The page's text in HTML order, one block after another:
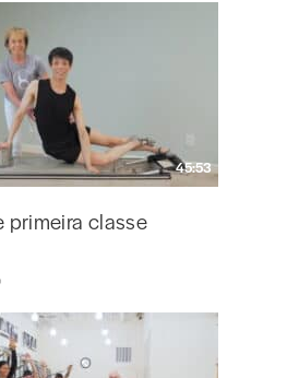
45:53
primeira classe